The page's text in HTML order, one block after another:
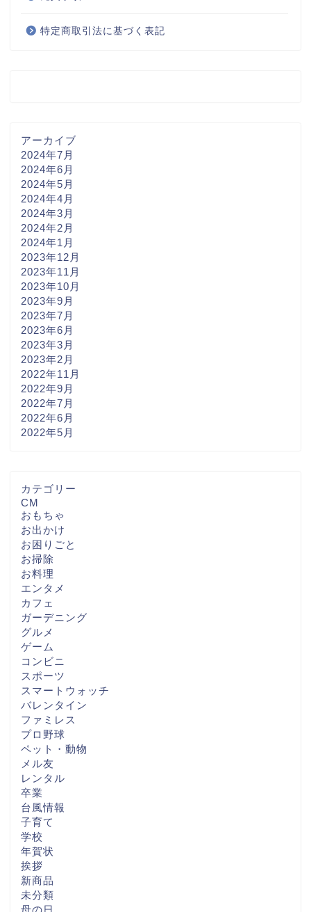
特定商取引法に基づく表記
アーカイブ
2024年7月
2024年6月
2024年5月
2024年4月
2024年3月
2024年2月
2024年1月
2023年12月
2023年11月
2023年10月
2023年9月
2023年7月
2023年6月
2023年3月
2023年2月
2022年11月
2022年9月
2022年7月
2022年6月
2022年5月
カテゴリー
CM
おもちゃ
お出かけ
お困りごと
お掃除
お料理
エンタメ
カフェ
ガーデニング
グルメ
ゲーム
コンビニ
スポーツ
スマートウォッチ
バレンタイン
ファミレス
プロ野球
ペット・動物
メル友
レンタル
卒業
台風情報
子育て
学校
年賀状
挨拶
新商品
未分類